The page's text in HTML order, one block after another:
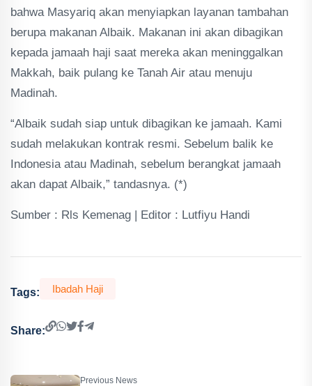
bahwa Masyariq akan menyiapkan layanan tambahan
berupa makanan Albaik. Makanan ini akan dibagikan
kepada jamaah haji saat mereka akan meninggalkan
Makkah, baik pulang ke Tanah Air atau menuju
Madinah.
“Albaik sudah siap untuk dibagikan ke jamaah. Kami
sudah melakukan kontrak resmi. Sebelum balik ke
Indonesia atau Madinah, sebelum berangkat jamaah
akan dapat Albaik,” tandasnya. (*)
Sumber : Rls Kemenag | Editor : Lutfiyu Handi
Tags: Ibadah Haji
Share:
Previous News